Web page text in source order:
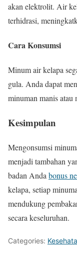
akan elektrolit. Air
terhidrasi,
Cara Konsumsi
Minum air kelapa
gula. Anda dapat
minuman manis atau
Kesimpulan
Mengonsumsi
menjadi tambahan
badan Anda bonus
kelapa, setiap
mendukung
secara keseluruhan.
Categories: